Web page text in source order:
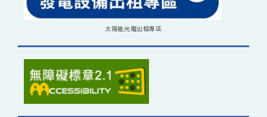
太陽能光電出租專區